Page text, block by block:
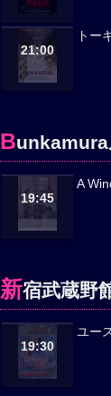
21:00
トー
Bunkamura
19:45
A
新宿武蔵野
19:30
ユー